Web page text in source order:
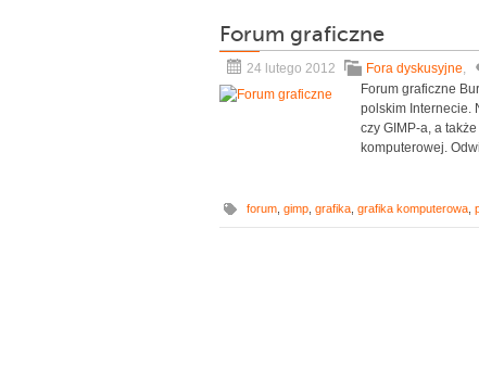
Forum graficzne
24 lutego 2012 Fora dyskusyjne,
Forum graficzne
polskim Internecie.
czy GIMP-a, a
komputerowej.
forum gimp grafika grafika komputerowa